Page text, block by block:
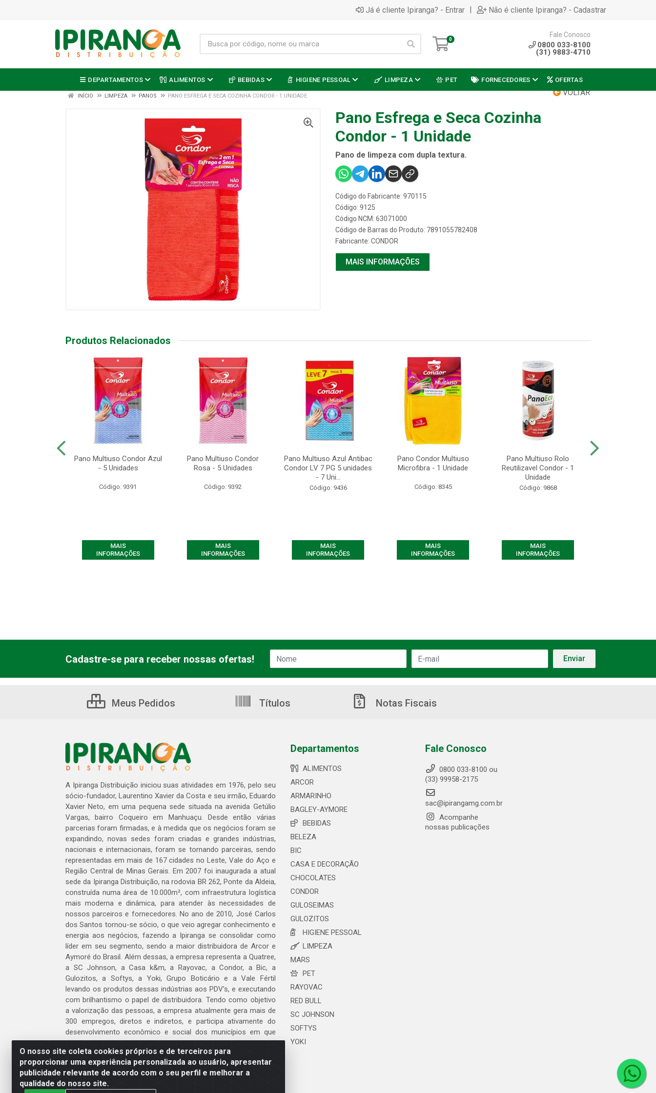
Já é cliente Ipiranga? - Entrar | Não é cliente Ipiranga? - Cadastrar
0
Fale Conosco
0800 033-8100
(31) 9883-4710
DEPARTAMENTOS ALIMENTOS BEBIDAS HIGIENE PESSOAL LIMPEZA PET FORNECEDORES OFERTAS
VOLTAR
INÍCIO LIMPEZA PANOS PANO ESFREGA E SECA COZINHA CONDOR - 1 UNIDADE
Pano Esfrega e Seca Cozinha
Condor - 1 Unidade
Pano de limpeza com dupla textura.
Código do Fabricante: 970115
Código: 9125
Código NCM: 63071000
Código de Barras do Produto: 7891055782408
Fabricante: CONDOR
MAIS INFORMAÇÕES
Produtos Relacionados
Pano Multiuso Condor Azul
- 5 Unidades
Código: 9391
MAIS
INFORMAÇÕES
Pano Multiuso Condor
Rosa - 5 Unidades
Código: 9392
MAIS
INFORMAÇÕES
Pano Multiuso Azul Antibac
Condor LV 7 PG 5 unidades
- 7 Uni...
Código: 9436
MAIS
INFORMAÇÕES
Pano Condor Multiuso
Microfibra - 1 Unidade
Código: 8345
MAIS
INFORMAÇÕES
Pano Multiuso Rolo
Reutilizavel Condor - 1
Unidade
Código: 9868
MAIS
INFORMAÇÕES
O nosso site coleta cookies próprios e de terceiros para
proporcionar uma experiência personalizada ao usuário, apresentar
publicidade relevante de acordo com o seu perfil e melhorar a
qualidade do nosso site.
Cadastre-se para receber nossas ofertas!
Meus Pedidos Títulos Notas Fiscais
A Ipiranga Distribuição iniciou suas atividades em 1976, pelo seu
sócio-fundador, Laurentino Xavier da Costa e seu irmão, Eduardo
Xavier Neto, em uma pequena sede situada na avenida Getúlio
Vargas, bairro Coqueiro em Manhuaçu. Desde então várias
parcerias foram firmadas, e à medida que os negócios foram se
expandindo, novas sedes foram criadas e grandes indústrias,
nacionais e internacionais, foram se tornando parceiras, sendo
representadas em mais de 167 cidades no Leste, Vale do Aço e
Região Central de Minas Gerais. Em 2007 foi inaugurada a atual
sede da Ipiranga Distribuição, na rodovia BR 262, Ponte da Aldeia,
construída numa área de 10.000m², com infraestrutura logística
mais moderna e dinâmica, para atender às necessidades de
nossos parceiros e fornecedores. No ano de 2010, José Carlos
dos Santos tornou-se sócio, o que veio agregar conhecimento e
energia aos negócios, fazendo a Ipiranga se consolidar como
líder em seu segmento, sendo a maior distribuidora de Arcor e
Aymoré do Brasil. Além dessas, a empresa representa a Quatree,
a SC Johnson, a Casa k&m, a Rayovac, a Condor, a Bic, a
Gulozitos, a Softys, a Yoki, Grupo Boticário e a Vale Fértil
levando os produtos dessas indústrias aos PDV’s, e executando
com brilhantismo o papel de distribuidora. Tendo como objetivo
a valorização das pessoas, a empresa atualmente gera mais de
300 empregos, diretos e indiretos, e participa ativamente do
desenvolvimento econômico e social dos municípios em que
atua.
Venha fazer parte do nosso time!
Clique aqui
Departamentos
ALIMENTOS
ARCOR
ARMARINHO
BAGLEY-AYMORE
BEBIDAS
BELEZA
BIC
CASA E DECORAÇÃO
CHOCOLATES
CONDOR
GULOSEIMAS
GULOZITOS
HIGIENE PESSOAL
LIMPEZA
MARS
PET
RAYOVAC
RED BULL
SC JOHNSON
SOFTYS
YOKI
Fale Conosco
0800 033-8100 ou
(33) 99958-2175
sac@ipirangamg.com.br
Acompanhe
nossas publicações